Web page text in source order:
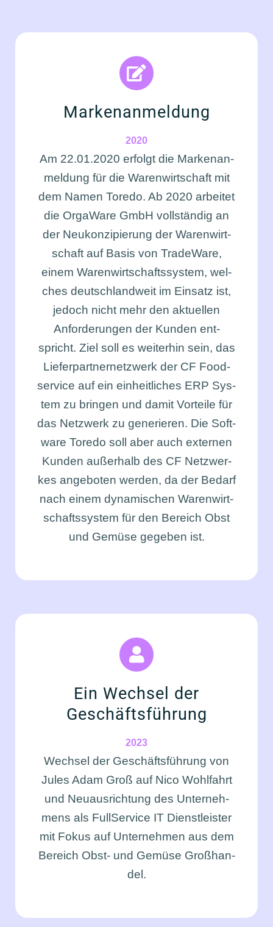
Mar­ken­an­mel­dung
2020
Am 22.01.2020 erfolgt die Mar­ken­an­
mel­dung für die Waren­wirt­schaft mit
dem Namen Tore­do. Ab 2020 arbei­tet
die Orga­Wa­re GmbH voll­stän­dig an
der Neu­kon­zi­pie­rung der Waren­wirt­
schaft auf Basis von Trade­Wa­re,
einem Waren­wirt­schafts­sys­tem, wel­
ches deutsch­land­weit im Ein­satz ist,
jedoch nicht mehr den aktu­el­len
Anfor­de­run­gen der Kun­den ent­
spricht. Ziel soll es wei­ter­hin sein, das
Lie­fer­part­ner­netz­werk der CF Food­
ser­vice auf ein ein­heit­li­ches ERP Sys­
tem zu brin­gen und damit Vor­tei­le für
das Netz­werk zu gene­rie­ren. Die Soft­
ware Tore­do soll aber auch exter­nen
Kun­den außer­halb des CF Netz­wer­
kes ange­bo­ten wer­den, da der Bedarf
nach einem dyna­mi­schen Waren­wirt­
schafts­sys­tem für den Bereich Obst
und Gemü­se gege­ben ist.
Ein Wech­sel der
Geschäfts­füh­rung
2023
Wech­sel der Geschäfts­füh­rung von
Jules Adam Groß auf Nico Wohl­fahrt
und Neu­aus­rich­tung des Unter­neh­
mens als Full­Ser­vice IT Dienst­leis­ter
mit Fokus auf Unter­neh­men aus dem
Bereich Obst- und Gemü­se Groß­han­
del.